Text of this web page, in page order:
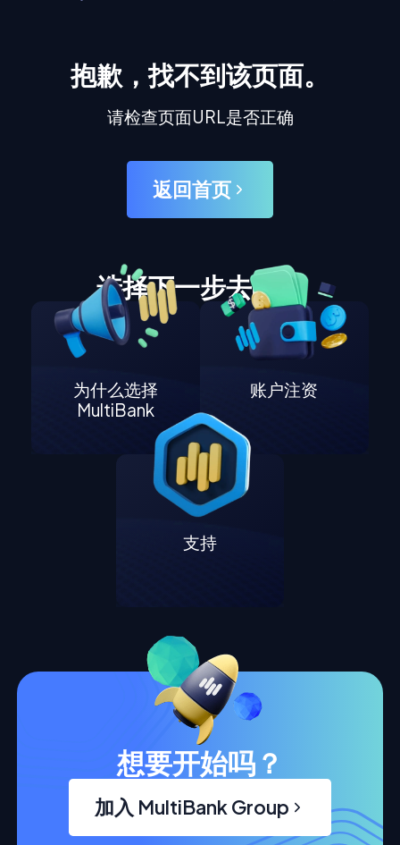
抱歉，找不到该页面。
请检查页面URL是否正确
返回首页
选择下一步去哪里
为什么选择
MultiBank
账户注资
支持
想要开始吗？
加入 MultiBank Group